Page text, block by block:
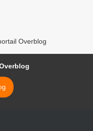
Overblog